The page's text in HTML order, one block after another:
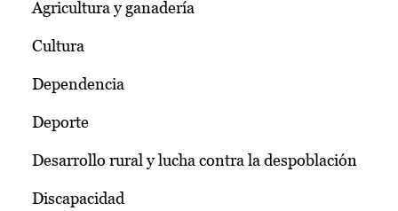
Agricultura y ganadería
Cultura
Dependencia
Deporte
Desarrollo rural y lucha contra la despoblación
Discapacidad